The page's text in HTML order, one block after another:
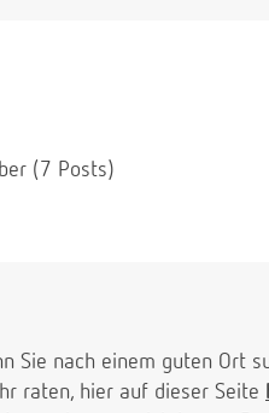
(7 Posts)
Sie nach einem guten Ort
raten, hier auf dieser Seite